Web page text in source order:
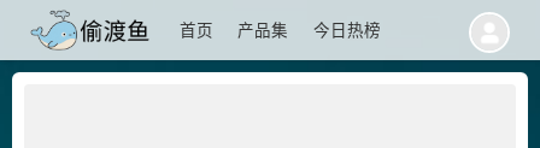
首页 产品集 今日热榜